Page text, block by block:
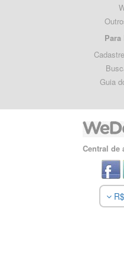
Guia
Central de
R$